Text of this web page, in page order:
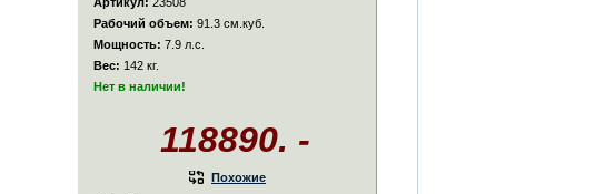
Рабочий объем: 91.3 см.куб.
Мощность: 7.9 л.с.
Вес: 142 кг.
Нет в наличии!
118890. -
Похожие